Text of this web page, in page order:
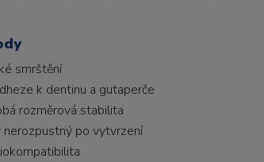
smrštění
k dentinu a gutaperče
rozměrová stabilita
nerozpustný po vytvrzení